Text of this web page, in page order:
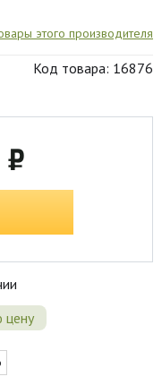
этого производителя
Код товара: 16876
₽
цену